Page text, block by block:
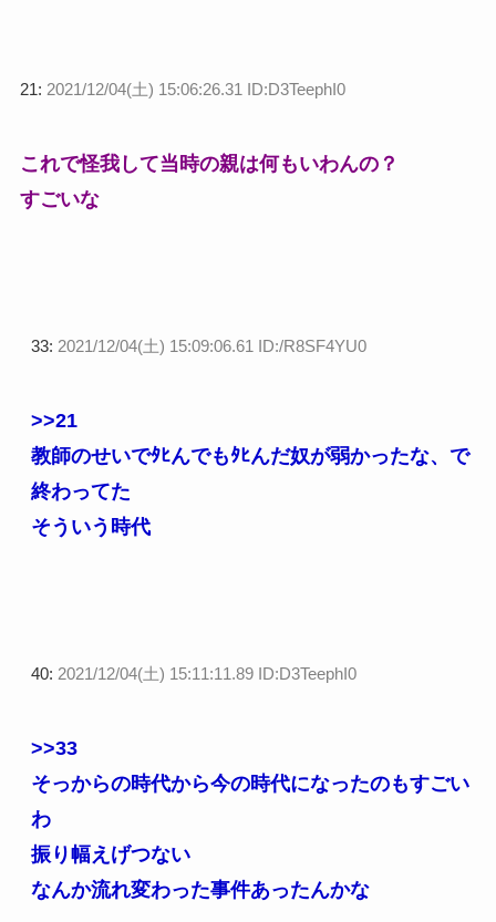
21: 2021/12/04(土) 15:06:26.31 ID:D3TeephI0
これで怪我して当時の親は何もいわんの？
すごいな
33: 2021/12/04(土) 15:09:06.61 ID:/R8SF4YU0
>>21
教師のせいでﾀﾋんでもﾀﾋんだ奴が弱かったな、で
終わってた
そういう時代
40: 2021/12/04(土) 15:11:11.89 ID:D3TeephI0
>>33
そっからの時代から今の時代になったのもすごい
わ
振り幅えげつない
なんか流れ変わった事件あったんかな